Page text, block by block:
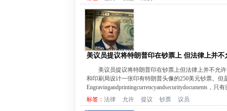
美议员提议将特朗普印在钞票上 但法律上并不
美议员提议将特朗普印在钞票上但法律上并不允
和印刷局设计一张印有特朗普头像的250美元钞票。但
Engravingandprintingcurrencyandsecuritydocuments，只
标签： 法律 允许 提议 钞票 议员